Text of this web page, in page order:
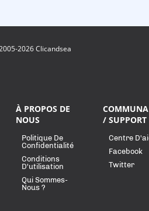
2026 Clicandsea
À PROPOS DE
NOUS
Politique De
Confidentialité
Conditions
D'utilisation
Qui Sommes-
Nous ?
/ SUPPORT
Centre
Facebook
Twitter